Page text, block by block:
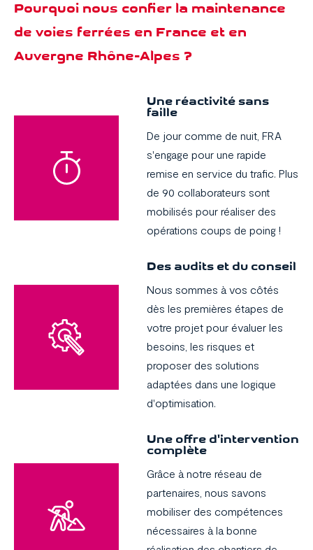
Pourquoi nous confier la maintenance
de voies ferrées en France et en
Auvergne Rhône-Alpes ?
Une réactivité sans
faille
De jour comme de nuit, FRA
s'engage pour une rapide
remise en service du trafic. Plus
de 90 collaborateurs sont
mobilisés pour réaliser des
opérations coups de poing !
Des audits et du conseil
Nous sommes à vos côtés
dès les premières étapes de
votre projet pour évaluer les
besoins, les risques et
proposer des solutions
adaptées dans une logique
d'optimisation.
Une offre d'intervention
complète
Grâce à notre réseau de
partenaires, nous savons
mobiliser des compétences
nécessaires à la bonne